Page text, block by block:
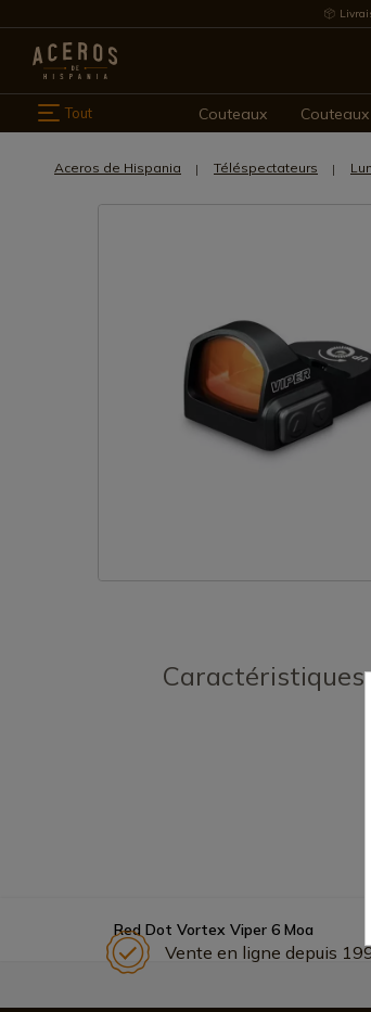
Tout Couteaux Couteaux
Aceros de Hispania Téléspectateurs
Caractéristiques
Red Dot Vortex Viper 6 Moa
Vente en ligne depuis